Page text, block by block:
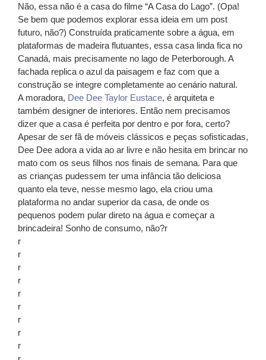
Não, essa não é a casa do filme “A Casa do Lago”. (Opa!
Se bem que podemos explorar essa ideia em um post
futuro, não?) Construída praticamente sobre a água, em
plataformas de madeira flutuantes, essa casa linda fica no
Canadá, mais precisamente no lago de Peterborough. A
fachada replica o azul da paisagem e faz com que a
construção se integre completamente ao cenário natural.
A moradora, Dee Dee Taylor Eustace, é arquiteta e
também designer de interiores. Então nem precisamos
dizer que a casa é perfeita por dentro e por fora, certo?
Apesar de ser fã de móveis clássicos e peças sofisticadas,
Dee Dee adora a vida ao ar livre e não hesita em brincar no
mato com os seus filhos nos finais de semana. Para que
as crianças pudessem ter uma infância tão deliciosa
quanto ela teve, nesse mesmo lago, ela criou uma
plataforma no andar superior da casa, de onde os
pequenos podem pular direto na água e começar a
brincadeira! Sonho de consumo, não?r
r
r
r
r
r
r
r
r
r